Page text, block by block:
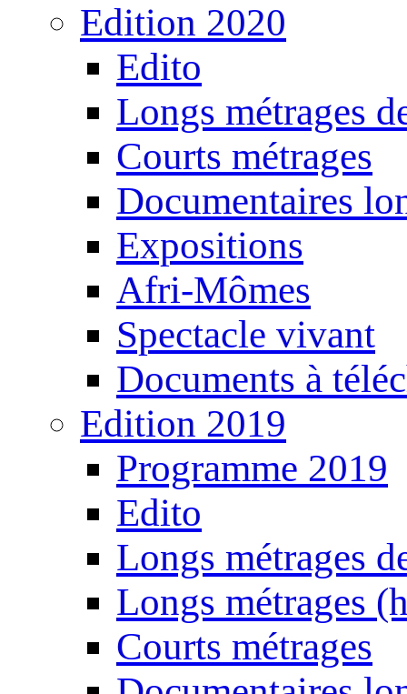
Edition 2020
Edito
Longs métrages
Courts métrages
Documentaires
Expositions
Afri-Mômes
Spectacle vivant
Documents à
Edition 2019
Programme 2019
Edito
Longs métrages
Longs métrages
Courts métrages